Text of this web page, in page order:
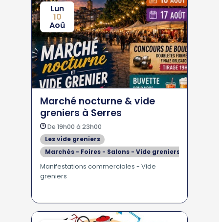
Lun
10
Aoû
Marché nocturne & vide
greniers à Serres
De 19h00 à 23h00
Les vide greniers
Marchés - Foires - Salons - Vide greniers
Manifestations commerciales - Vide
greniers